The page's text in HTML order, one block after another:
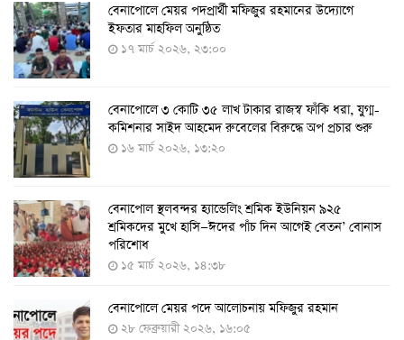
দেশেই তৈরি হলো করোনা পরীক্ষার কিট, সময় লাগবে ৪-৫
ঘণ্টা
৭ আগস্ট ২০২২, ১৪:০৩
১১ আগস্ট থেকে পরীক্ষামূলকভাবে শুরু শিশুদের করোনা টিকা
দেওয়া
৭ আগস্ট ২০২২, ১৩:৫৩
করোনায় ৫ জনের মৃত্যু, শনাক্ত ৬২৬
২৭ জুলাই ২০২২, ১৭:৩৮
দেশে করোনায় শনাক্তের সংখ্যা ২০ লাখ ছাড়াল
২১ জুলাই ২০২২, ১৭:৫৪
বেনাপোলে মেয়র পদপ্রার্থী মফিজুর রহমানের উদ্যোগে
ইফতার মাহফিল অনুষ্ঠিত
১৭ মার্চ ২০২৬, ২৩:০০
বেনাপোলে ৩ কোটি ৩৫ লাখ টাকার রাজস্ব ফাঁকি ধরা, যুগ্ম-
কমিশনার সাইদ আহমেদ রুবেলের বিরুদ্ধে অপ প্রচার শুরু
১৬ মার্চ ২০২৬, ১৩:২০
বেনাপোল স্থলবন্দর হ্যান্ডেলিং শ্রমিক ইউনিয়ন ৯২৫
শ্রমিকদের মুখে হাসি—ঈদের পাঁচ দিন আগেই বেতন’ বোনাস
পরিশোধ
১৫ মার্চ ২০২৬, ১৪:৩৮
বেনাপোলে মেয়র পদে আলোচনায় মফিজুর রহমান
২৮ ফেব্রুয়ারী ২০২৬, ১৬:০৫